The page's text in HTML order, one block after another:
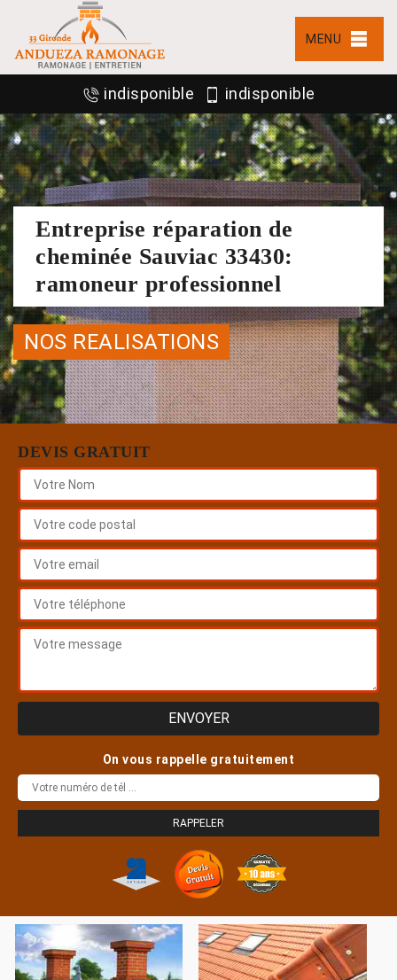
MENU
indisponible indisponible
Entreprise réparation de
cheminée Sauviac 33430:
ramoneur professionnel
NOS REALISATIONS
DEVIS GRATUIT
On vous rappelle gratuitement